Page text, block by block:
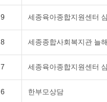
9 세종육아종합지원센터
8 세종종합사회복지관 늘
7 세종육아종합지원센터
6 한부모상담